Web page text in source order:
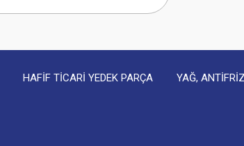
HAFİF TİCARİ YEDEK PARÇA YAĞ,